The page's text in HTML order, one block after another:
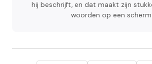
hij beschrijft, en dat maakt zijn
woorden op een scherm.